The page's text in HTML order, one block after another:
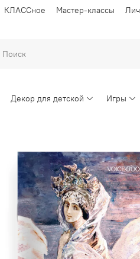
КЛАССное Мастер-классы
Декор для детской Игры